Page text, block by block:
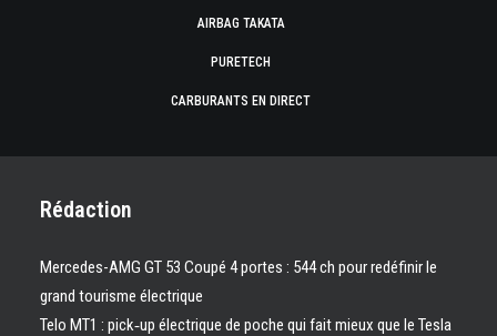
AIRBAG TAKATA
PURETECH
CARBURANTS EN DIRECT
Rédaction
Mercedes-AMG GT 53 Coupé 4 portes : 544 ch pour redéfinir le
grand tourisme électrique
Telo MT1 : pick‑up électrique de poche qui fait mieux que le Tesla